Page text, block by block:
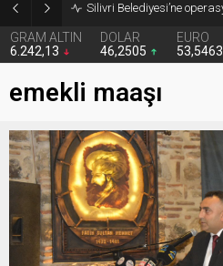
Silivri Belediyesi’ne
GRAM ALTIN
6.242,13
DOLAR
46,2505
EURO
53,5463
emekli maaşı